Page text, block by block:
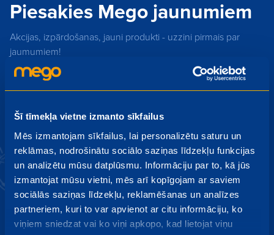
Šī tīmekļa vietne izmanto sīkfailus
Mēs izmantojam sīkfailus, lai personalizētu saturu un
reklāmas, nodrošinātu sociālo saziņas līdzekļu funkcijas
un analizētu mūsu datplūsmu. Informāciju par to, kā jūs
izmantojat mūsu vietni, mēs arī kopīgojam ar saviem
sociālās saziņas līdzekļu, reklamēšanas un analīzes
partneriem, kuri to var apvienot ar citu informāciju, ko
viņiem sniedzat vai ko viņi apkopo, kad lietojat viņu
Piesakies Mego jaunumiem
Akcijas, izpārdošanas, jauni produkti - uzzini pirmais par
jaumumiem!
Piesakoties jaunumiem es piekrītu saņemt akcijas
piedāvājumus savā e-pastā un privātuma atrunai.